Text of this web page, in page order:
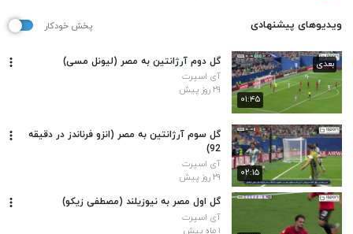
ویدیوهای پیشنهادی پخش خودکار
۰۱:۴۵
بعدی گل دوم آرژانتین به مصر (لیونل مسی)
آی اسپرت
۲۹ روز پیش
۰۲:۱۵
گل سوم آرژانتین به مصر (انزو فرناندز در دقیقه
92)
آی اسپرت
۲۹ روز پیش
گل اول مصر به نیوزیلند (مصطفی زیکو)
آی اسپرت
۱ ماه پیش